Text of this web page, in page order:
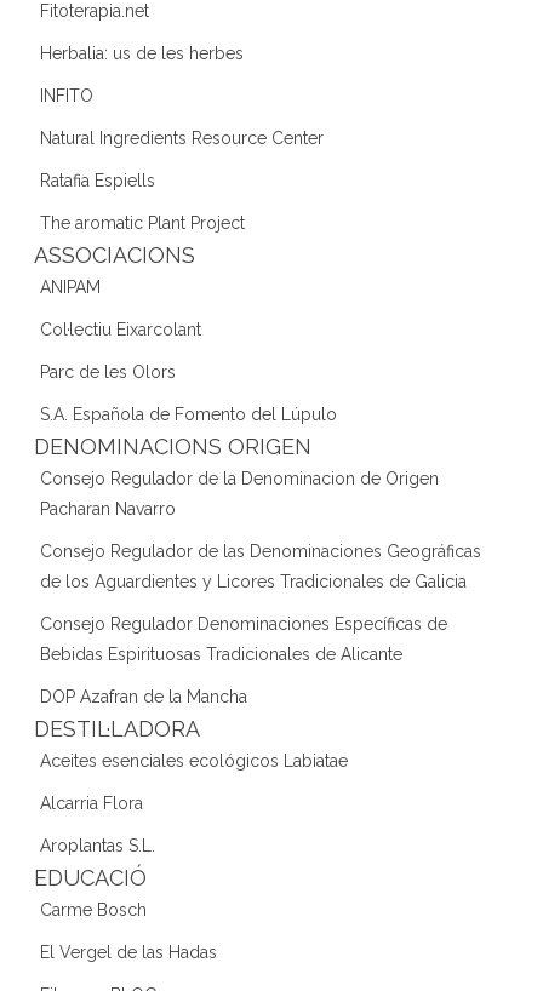
Fitoterapia.net
Herbalia: us de les herbes
INFITO
Natural Ingredients Resource Center
Ratafia Espiells
The aromatic Plant Project
ASSOCIACIONS
ANIPAM
Col·lectiu Eixarcolant
Parc de les Olors
S.A. Española de Fomento del Lúpulo
DENOMINACIONS ORIGEN
Consejo Regulador de la Denominacion de Origen
Pacharan Navarro
Consejo Regulador de las Denominaciones Geográficas
de los Aguardientes y Licores Tradicionales de Galicia
Consejo Regulador Denominaciones Específicas de
Bebidas Espirituosas Tradicionales de Alicante
DOP Azafran de la Mancha
DESTIL·LADORA
Aceites esenciales ecológicos Labiatae
Alcarria Flora
Aroplantas S.L.
EDUCACIÓ
Carme Bosch
El Vergel de las Hadas